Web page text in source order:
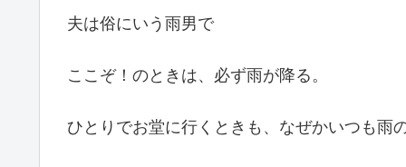
夫は俗にいう雨男で
ここぞ！のときは、必ず雨が降る。
ひとりでお堂に行くときも、なぜかいつも雨